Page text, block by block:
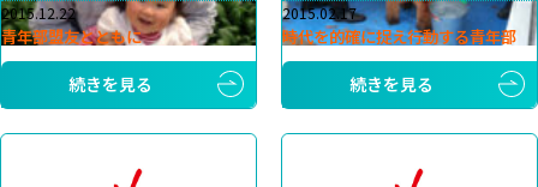
2015.12.22
青年部盟友とともに
続きを見る
2015.02.17
時代を的確に捉え行動する青年部
続きを見る